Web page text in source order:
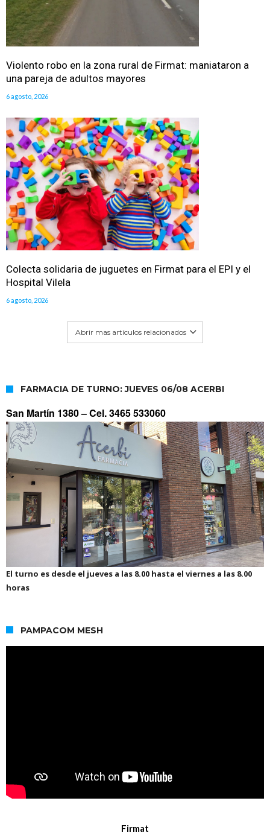
Violento robo en la zona rural de Firmat: maniataron a
una pareja de adultos mayores
6 agosto, 2026
Colecta solidaria de juguetes en Firmat para el EPI y el
Hospital Vilela
6 agosto, 2026
Abrir mas artículos relacionados
FARMACIA DE TURNO: JUEVES 06/08 ACERBI
San Martín 1380 –Cel. 3465 533060
El turno es desde el jueves a las 8.00 hasta el viernes a las 8.00
horas
PAMPACOM MESH
Firmat